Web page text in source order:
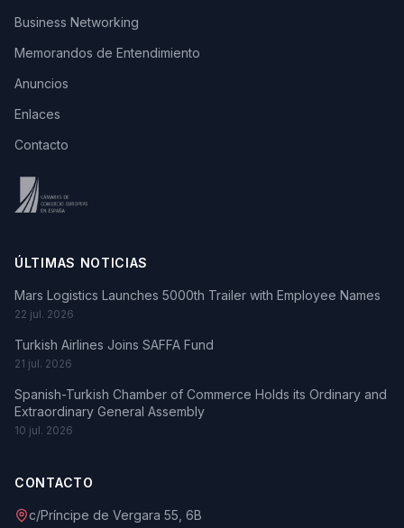
Business Networking
Memorandos de Entendimiento
Anuncios
Enlaces
Contacto
ÚLTIMAS NOTICIAS
Mars Logistics Launches 5000th Trailer with Employee Names
22 jul. 2026
Turkish Airlines Joins SAFFA Fund
21 jul. 2026
Spanish-Turkish Chamber of Commerce Holds its Ordinary and
Extraordinary General Assembly
10 jul. 2026
CONTACTO
c/Príncipe de Vergara 55, 6B